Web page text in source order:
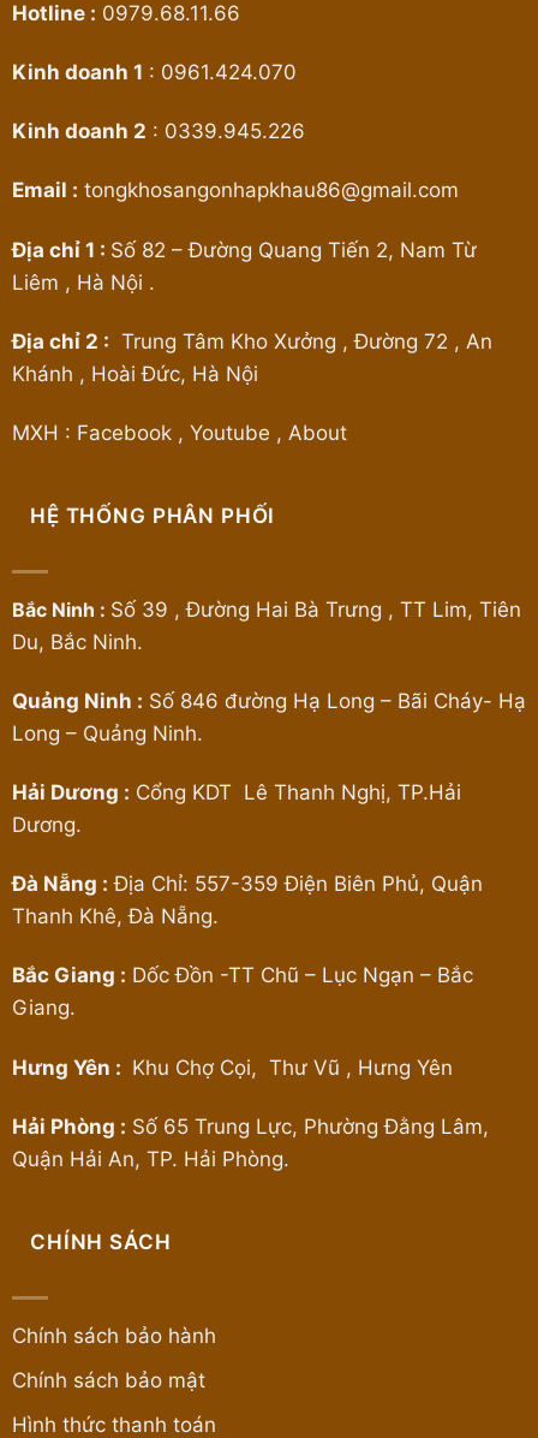
Hotline : 0979.68.11.66
Kinh doanh 1 : 0961.424.070
Kinh doanh 2 : 0339.945.226
Email : tongkhosangonhapkhau86@gmail.com
Địa chỉ 1 : Số 82 – Đường Quang Tiến 2, Nam Từ
Liêm , Hà Nội .
Địa chỉ 2 : Trung Tâm Kho Xưởng , Đường 72 , An
Khánh , Hoài Đức, Hà Nội
MXH : Facebook , Youtube , About
HỆ THỐNG PHÂN PHỐI
Bắc Ninh : Số 39 , Đường Hai Bà Trưng , TT Lim, Tiên
Du, Bắc Ninh.
Quảng Ninh : Số 846 đường Hạ Long – Bãi Cháy- Hạ
Long – Quảng Ninh.
Hải Dương : Cổng KDT Lê Thanh Nghị, TP.Hải
Dương.
Đà Nẵng : Địa Chỉ: 557-359 Điện Biên Phủ, Quận
Thanh Khê, Đà Nẵng.
Bắc Giang : Dốc Đồn -TT Chũ – Lục Ngạn – Bắc
Giang.
Hưng Yên : Khu Chợ Cọi, Thư Vũ , Hưng Yên
Hải Phòng : Số 65 Trung Lực, Phường Đằng Lâm,
Quận Hải An, TP. Hải Phòng.
CHÍNH SÁCH
Chính sách bảo hành
Chính sách bảo mật
Hình thức thanh toán